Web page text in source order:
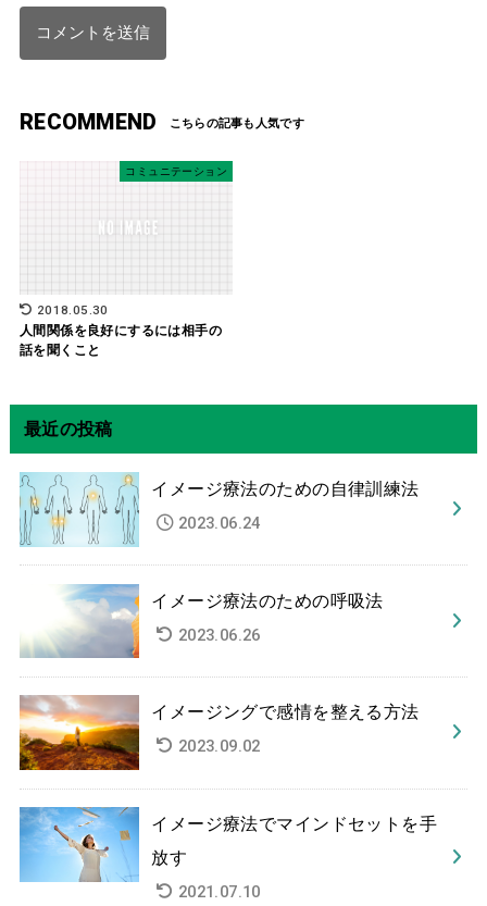
RECOMMEND
コミュニテーション
2018.05.30
人間関係を良好にするには相手の
話を聞くこと
最近の投稿
イメージ療法のための自律訓練法
2023.06.24
イメージ療法のための呼吸法
2023.06.26
イメージングで感情を整える方法
2023.09.02
イメージ療法でマインドセットを手
放す
2021.07.10